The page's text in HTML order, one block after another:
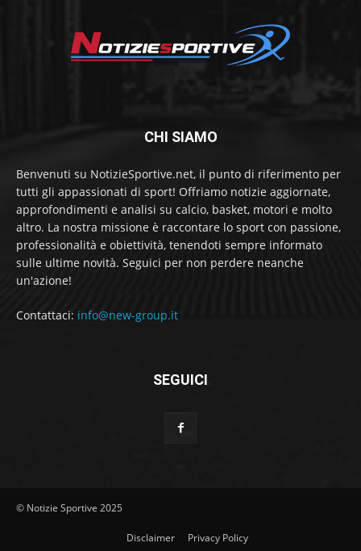
CHI SIAMO
Benvenuti su NotizieSportive.net, il punto di riferimento per
tutti gli appassionati di sport! Offriamo notizie aggiornate,
approfondimenti e analisi su calcio, basket, motori e molto
altro. La nostra missione è raccontare lo sport con passione,
professionalità e obiettività, tenendoti sempre informato
sulle ultime novità. Seguici per non perdere neanche
un'azione!
Contattaci: info@new-group.it
SEGUICI
© Notizie Sportive 2025
Disclaimer Privacy Policy